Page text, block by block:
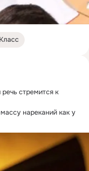
Класс
стремится к
нареканий как у